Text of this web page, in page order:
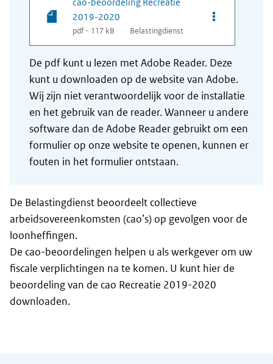
2019-2020
pdf - 117 kB Belastingdienst
Opties van
De pdf kunt u lezen met Adobe Reader. Deze
kunt u downloaden op de website van Adobe.
Wij zijn niet verantwoordelijk voor de installatie
en het gebruik van de reader. Wanneer u andere
software dan de Adobe Reader gebruikt om een
formulier op onze website te openen, kunnen er
fouten in het formulier ontstaan.
De Belastingdienst beoordeelt collectieve
arbeidsovereenkomsten (cao’s) op gevolgen voor de
loonheffingen.
De cao-beoordelingen helpen u als werkgever om uw
fiscale verplichtingen na te komen. U kunt hier de
beoordeling van de cao Recreatie 2019-2020
downloaden.